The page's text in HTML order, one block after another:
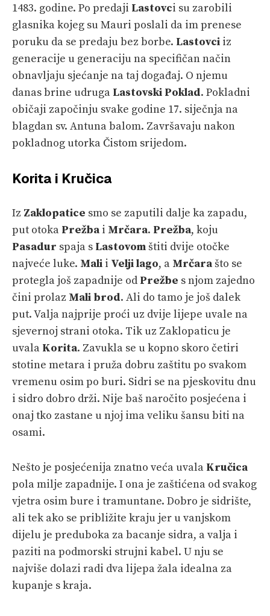
1483. godine. Po predaji Lastovci su zarobili
glasnika kojeg su Mauri poslali da im prenese
poruku da se predaju bez borbe. Lastovci iz
generacije u generaciju na specifičan način
obnavljaju sjećanje na taj događaj. O njemu
danas brine udruga Lastovski Poklad. Pokladni
običaji započinju svake godine 17. siječnja na
blagdan sv. Antuna balom. Završavaju nakon
pokladnog utorka Čistom srijedom.
Korita i Kručica
Iz Zaklopatice smo se zaputili dalje ka zapadu,
put otoka Prežba i Mrčara. Prežba, koju
Pasadur spaja s Lastovomštiti dvije otočke
najveće luke. Mali i Velji lago, a Mrčarašto se
protegla još zapadnije od Prežbe s njom zajedno
čini prolaz Mali brod. Ali do tamo je još dalek
put. Valja najprije proći uz dvije lijepe uvale na
sjevernoj strani otoka. Tik uz Zaklopaticu je
uvala Korita. Zavukla se u kopno skoro četiri
stotine metara i pruža dobru zaštitu po svakom
vremenu osim po buri. Sidri se na pjeskovitu dnu
i sidro dobro drži. Nije baš naročito posjećena i
onaj tko zastane u njoj ima veliku šansu biti na
osami.
Nešto je posjećenija znatno veća uvala Kručica
pola milje zapadnije. I ona je zaštićena od svakog
vjetra osim bure i tramuntane. Dobro je sidrište,
ali tek ako se približite kraju jer u vanjskom
dijelu je preduboka za bacanje sidra, a valja i
paziti na podmorski strujni kabel. U nju se
najviše dolazi radi dva lijepa žala idealna za
kupanje s kraja.